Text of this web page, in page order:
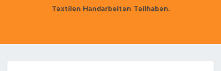
Textilen Handarbeiten Teilhaben.